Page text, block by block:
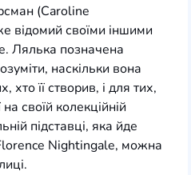
(Caroline
відомий своїми іншими
Лялька позначена
наскільки вона
хто її створив, і для тих,
своїй колекційній
підставці, яка йде
Nightingale, можна